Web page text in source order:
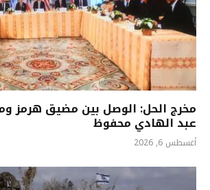
مخرج الحل: الوصل بين مضيق هرمز
عبد الهادي محفوظ
أغسطس 6, 2026